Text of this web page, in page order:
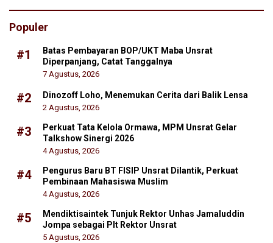
Populer
#1
Batas Pembayaran BOP/UKT Maba Unsrat
Diperpanjang, Catat Tanggalnya
7 Agustus, 2026
#2 Dinozoff Loho, Menemukan Cerita dari Balik Lensa
2 Agustus, 2026
#3
Perkuat Tata Kelola Ormawa, MPM Unsrat Gelar
Talkshow Sinergi 2026
4 Agustus, 2026
#4
Pengurus Baru BT FISIP Unsrat Dilantik, Perkuat
Pembinaan Mahasiswa Muslim
4 Agustus, 2026
#5
Mendiktisaintek Tunjuk Rektor Unhas Jamaluddin
Jompa sebagai Plt Rektor Unsrat
5 Agustus, 2026